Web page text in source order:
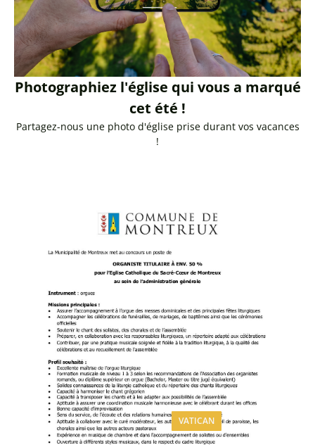
Photographiez l'église qui vous a marqué
cet été !
Partagez-nous une photo d'église prise durant vos vacances
!
VATICAN